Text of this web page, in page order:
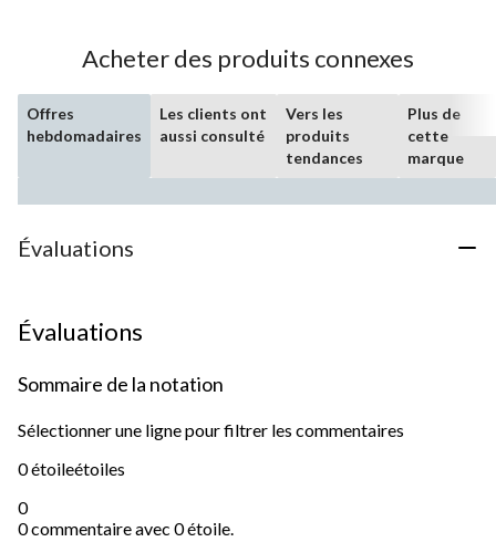
Acheter des produits connexes
Offres
hebdomadaires
Les clients ont
aussi consulté
Vers les
produits
tendances
Plus de
cette
marque
Évaluations
Évaluations
Sommaire de la notation
Sélectionner une ligne pour filtrer les commentaires
0 étoileétoiles
0
0 commentaire avec 0 étoile.